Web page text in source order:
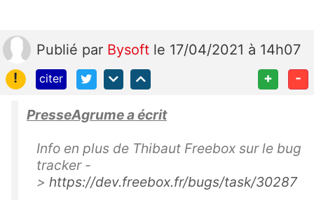
Publié par Bysoft le 17/04/2021 à 14h07
!
citer + -
PresseAgrume a écrit
Info en plus de Thibaut Freebox sur le bug
tracker -
> https://dev.freebox.fr/bugs/task/30287